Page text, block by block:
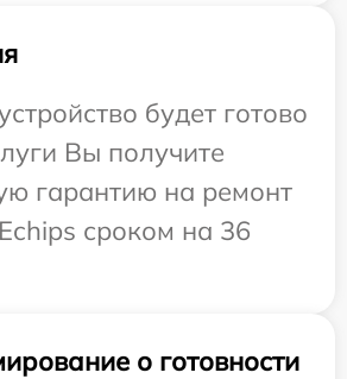
будет готово
Вы получите
гарантию на ремонт
сроком на 36
о готовности